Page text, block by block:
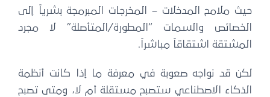
حيث ملامح المدخلات – المخرجات المبرمجة بشرياً إلى
الخصائص والسمات “المطورة/المتأصلة” لا مجرد
المشتقة اشتقاقاً مباشراً.
لكن قد نواجه صعوبة في معرفة ما إذا كانت أنظمة
الذكاء الاصطناعي ستصبح مستقلة أم لا، ومتى تصبح